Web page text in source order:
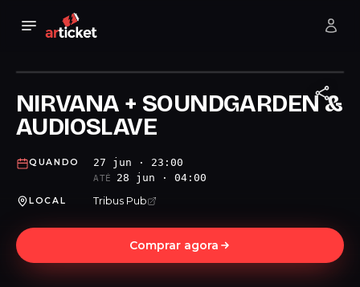
NIRVANA + SOUNDGARDEN &
AUDIOSLAVE
QUANDO 27 jun · 23:00
ATÉ 28 jun · 04:00
LOCAL Tribus Pub
Comprar agora